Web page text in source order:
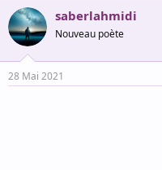
t
e
u
d
e
t
e
d
d
saberlahmidi
Nouveau poète
28 Mai 2021